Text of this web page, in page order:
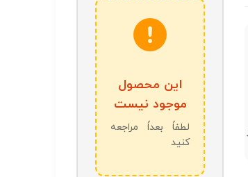
این محصول
موجود نیست
لطفاً بعداً مراجعه
کنید